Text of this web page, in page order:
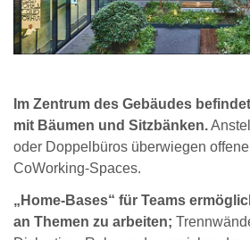
Im Zentrum des Gebäudes
mit Bäumen und Sitzbänken.
oder Doppelbüros überwiegen
CoWorking-Spaces.
„Home-Bases“ für Teams
an Themen zu arbeiten;